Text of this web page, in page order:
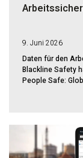
9. Juni 2026
Daten für den
Blackline Safety
People Safe: